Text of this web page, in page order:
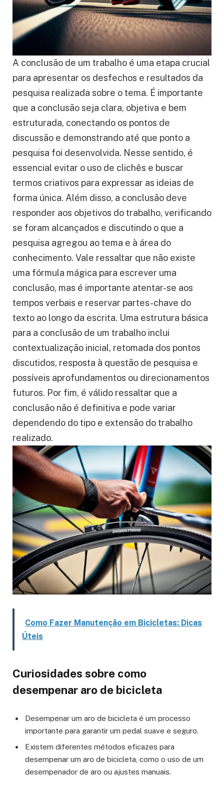
A conclusão de um trabalho é uma etapa crucial
para apresentar os desfechos e resultados da
pesquisa realizada sobre o tema. É importante
que a conclusão seja clara, objetiva e bem
estruturada, conectando os pontos de
discussão e demonstrando até que ponto a
pesquisa foi desenvolvida. Nesse sentido, é
essencial evitar o uso de clichês e buscar
termos criativos para expressar as ideias de
forma única. Além disso, a conclusão deve
responder aos objetivos do trabalho, verificando
se foram alcançados e discutindo o que a
pesquisa agregou ao tema e à área do
conhecimento. Vale ressaltar que não existe
uma fórmula mágica para escrever uma
conclusão, mas é importante atentar-se aos
tempos verbais e reservar partes-chave do
texto ao longo da escrita. Uma estrutura básica
para a conclusão de um trabalho inclui
contextualização inicial, retomada dos pontos
discutidos, resposta à questão de pesquisa e
possíveis aprofundamentos ou direcionamentos
futuros. Por fim, é válido ressaltar que a
conclusão não é definitiva e pode variar
dependendo do tipo e extensão do trabalho
realizado.
Como Fazer Manutenção em Bicicletas: Dicas
Úteis
Curiosidades sobre como
desempenar aro de bicicleta
Desempenar um aro de bicicleta é um processo
importante para garantir um pedal suave e seguro.
Existem diferentes métodos eficazes para
desempenar um aro de bicicleta, como o uso de um
desempenador de aro ou ajustes manuais.